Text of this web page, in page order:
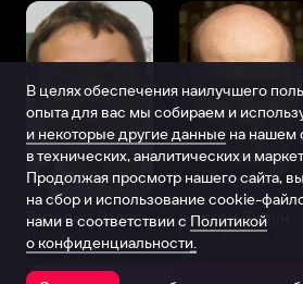
Виталий Шляппо
Продюсер Актёр дубляжа
В целях обеспечения наилучшего
опыта для вас мы собираем и
и некоторые другие данные на нашем
в технических, аналитических и
Продолжая просмотр нашего сайта,
на сбор и использование cookie-
нами в соответствии с Политикой
о конфиденциальности.